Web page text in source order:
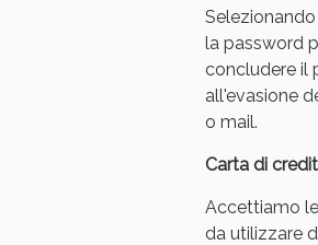
la password
concludere il
all'evasione
o mail.
Carta di
Accettiamo le
da utilizzare